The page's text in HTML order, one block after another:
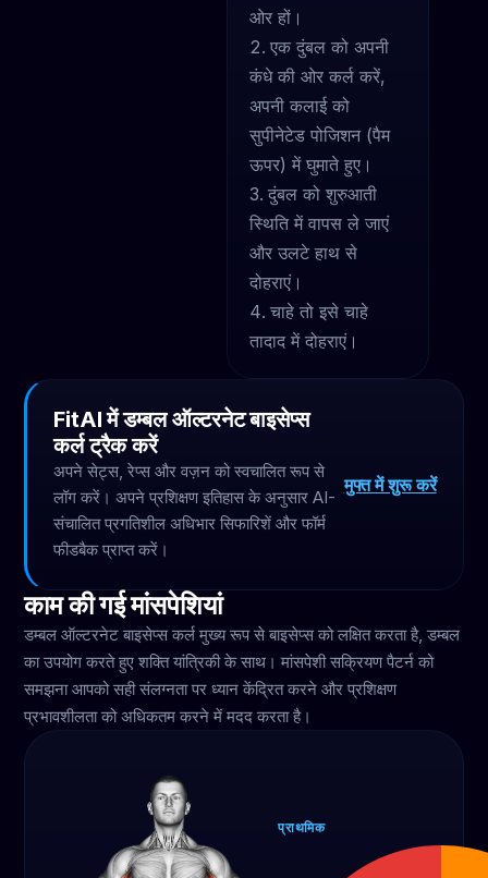
ओर हों।
एक दुंबल को अपनी
कंधे की ओर कर्ल करें,
अपनी कलाई को
सुपीनेटेड पोजिशन (पैम
ऊपर) में घुमाते हुए।
दुंबल को शुरुआती
स्थिति में वापस ले जाएं
और उलटे हाथ से
दोहराएं।
चाहे तो इसे चाहे
तादाद में दोहराएं।
FitAI में डम्बल ऑल्टरनेट बाइसेप्स
कर्ल ट्रैक करें
अपने सेट्स, रेप्स और वज़न को स्वचालित रूप से
लॉग करें। अपने प्रशिक्षण इतिहास के अनुसार AI-
संचालित प्रगतिशील अधिभार सिफारिशें और फॉर्म
फीडबैक प्राप्त करें।
मुफ्त में शुरू करें
काम की गई मांसपेशियां
डम्बल ऑल्टरनेट बाइसेप्स कर्ल मुख्य रूप से बाइसेप्स को लक्षित करता है, डम्बल
का उपयोग करते हुए शक्ति यांत्रिकी के साथ। मांसपेशी सक्रियण पैटर्न को
समझना आपको सही संलग्नता पर ध्यान केंद्रित करने और प्रशिक्षण
प्रभावशीलता को अधिकतम करने में मदद करता है।
प्राथमिक
बाइसेप्स